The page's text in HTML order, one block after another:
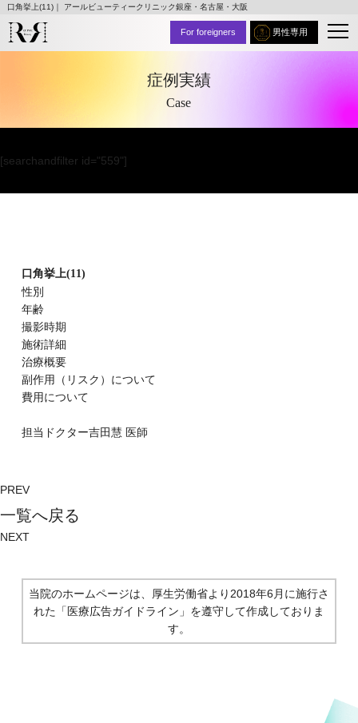
口角挙上(11)｜ アールビューティークリニック銀座・名古屋・大阪
男性専用
For foreigners
症例実績
Case
[searchandfilter id="559"]
口角挙上(11)
性別
年齢
撮影時期
施術詳細
治療概要
副作⽤（リスク）について
費⽤について
担当ドクター吉田慧医師
PREV
⼀覧へ戻る
NEXT
当院のホームページは、厚生労働省より2018年6月に施行さ
れた 「医療広告ガイドライン」を遵守して作成しておりま
す。